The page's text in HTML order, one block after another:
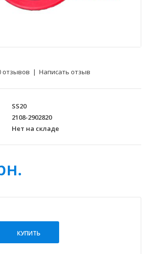
отзывов | Написать отзыв
SS20
2108-2902820
Нет на складе